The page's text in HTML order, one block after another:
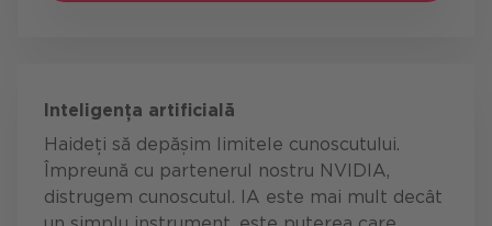
Inteligența artificială
Haideți să depășim limitele cunoscutului.
Împreună cu partenerul nostru NVIDIA,
distrugem cunoscutul. IA este mai mult decât